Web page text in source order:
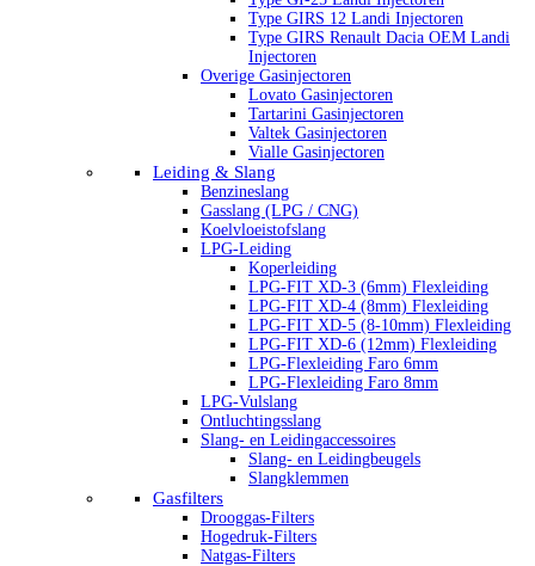
Type GIRS 12 Landi Injectoren
Type GIRS Renault Dacia OEM Landi
Injectoren
Overige Gasinjectoren
Lovato Gasinjectoren
Tartarini Gasinjectoren
Valtek Gasinjectoren
Vialle Gasinjectoren
Leiding & Slang
Benzineslang
Gasslang (LPG / CNG)
Koelvloeistofslang
LPG-Leiding
Koperleiding
LPG-FIT XD-3 (6mm) Flexleiding
LPG-FIT XD-4 (8mm) Flexleiding
LPG-FIT XD-5 (8-10mm) Flexleiding
LPG-FIT XD-6 (12mm) Flexleiding
LPG-Flexleiding Faro 6mm
LPG-Flexleiding Faro 8mm
LPG-Vulslang
Ontluchtingsslang
Slang- en Leidingaccessoires
Slang- en Leidingbeugels
Slangklemmen
Gasfilters
Drooggas-Filters
Hogedruk-Filters
Natgas-Filters